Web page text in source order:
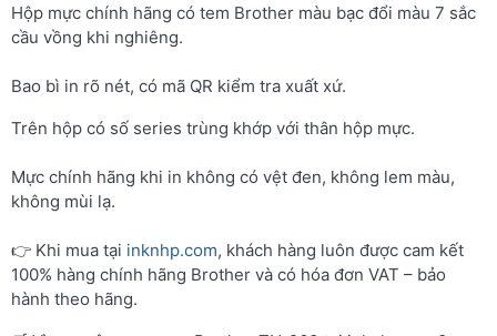
Hộp mực chính hãng có tem Brother màu bạc đổi màu 7 sắc
cầu vồng khi nghiêng.
Bao bì in rõ nét, có mã QR kiểm tra xuất xứ.
Trên hộp có số series trùng khớp với thân hộp mực.
Mực chính hãng khi in không có vệt đen, không lem màu,
không mùi lạ.
👉 Khi mua tại inknhp.com, khách hàng luôn được cam kết
100% hàng chính hãng Brother và có hóa đơn VAT – bảo
hành theo hãng.